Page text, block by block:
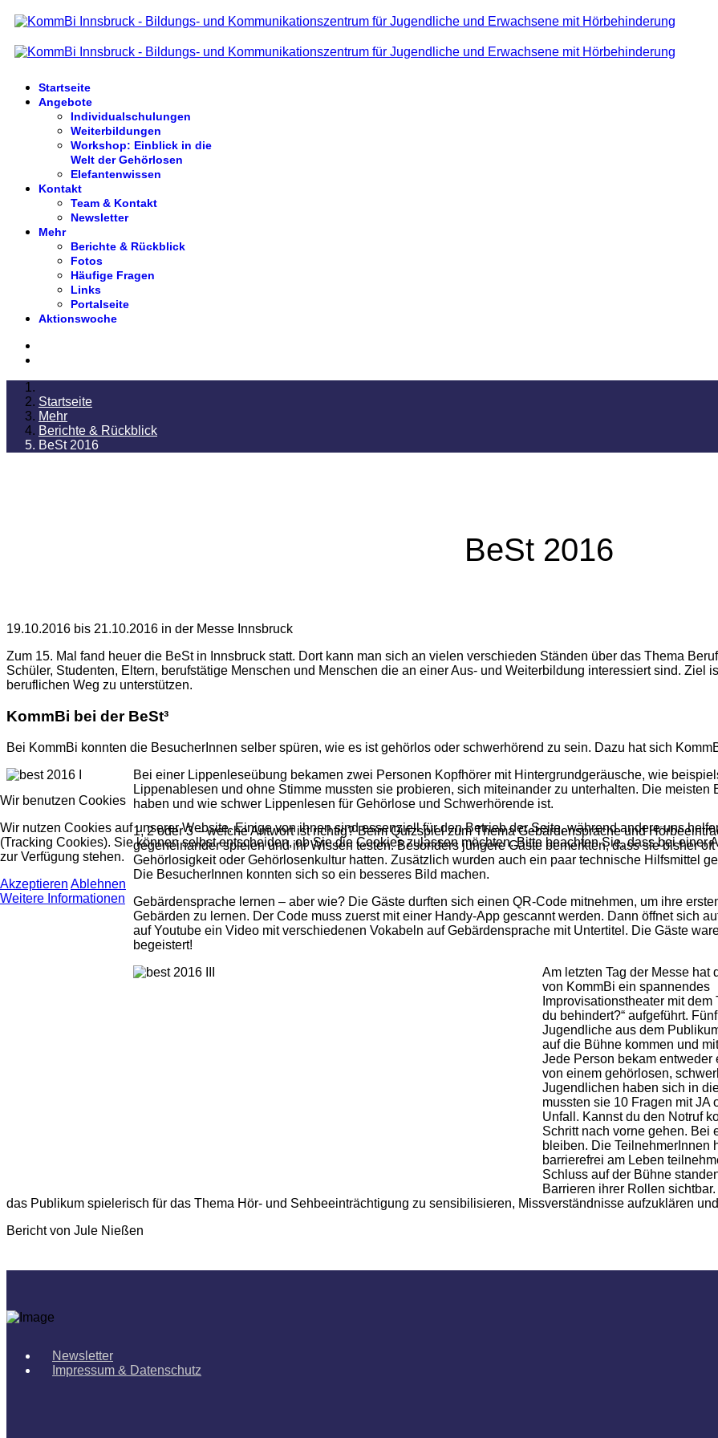
Wir benutzen Cookies
Wir nutzen Cookies auf unserer Website. Einige von ihnen sind essenziell für den Betrieb der Seite, während andere uns
(Tracking Cookies). Sie können selbst entscheiden, ob Sie die Cookies zulassen möchten. Bitte beachten Sie, dass bei
zur Verfügung stehen.
Akzeptieren Ablehnen
Weitere Informationen
Startseite
Angebote
Individualschulungen
Weiterbildungen
Workshop: Einblick in die
Welt der Gehörlosen
Elefantenwissen
Kontakt
Team & Kontakt
Newsletter
Mehr
Berichte & Rückblick
Fotos
Häufige Fragen
Links
Portalseite
Aktionswoche
Startseite
Mehr
Berichte & Rückblick
BeSt 2016
BeSt 2016
19.10.2016 bis 21.10.2016 in der Messe Innsbruck
Zum 15. Mal fand heuer die BeSt in Innsbruck statt. Dort kann man sich an vielen verschieden Ständen über das Thema
Schüler, Studenten, Eltern, berufstätige Menschen und Menschen die an einer Aus- und Weiterbildung interessiert sind. Ziel
beruflichen Weg zu unterstützen.
KommBi bei der BeSt³
Bei KommBi konnten die BesucherInnen selber spüren, wie es ist gehörlos oder schwerhörend zu sein. Dazu hat sich
Bei einer Lippenleseübung bekamen zwei Personen Kopfhörer mit Hintergrundgeräusche, wie
Lippenablesen und ohne Stimme mussten sie probieren, sich miteinander zu unterhalten. Die
haben und wie schwer Lippenlesen für Gehörlose und Schwerhörende ist.
1, 2 oder 3 – welche Antwort ist richtig? Beim Quizspiel zum Thema Gebärdensprache und
gegeneinander spielen und ihr Wissen testen. Besonders jüngere Gäste bemerkten, dass sie bisher
Gehörlosigkeit oder Gehörlosenkultur hatten. Zusätzlich wurden auch ein paar technische Hilfsmittel
Die BesucherInnen konnten sich so ein besseres Bild machen.
Gebärdensprache lernen – aber wie? Die Gäste durften sich einen QR-Code mitnehmen, um ihre
Gebärden zu lernen. Der Code muss zuerst mit einer Handy-App gescannt werden. Dann öffnet sich
auf Youtube ein Video mit verschiedenen Vokabeln auf Gebärdensprache mit Untertitel. Die Gäste
begeistert!
Am letzten Tag der Messe hat
von KommBi ein spannendes
Improvisationstheater mit dem
du behindert?“ aufgeführt. Fünf
Jugendliche aus dem
auf die Bühne kommen und
Jede Person bekam entweder
von einem gehörlosen,
Jugendlichen haben sich in
mussten sie 10 Fragen mit JA
Unfall. Kannst du den Notruf
Schritt nach vorne gehen. Bei
bleiben. Die TeilnehmerInnen
barrierefrei am Leben
Schluss auf der Bühne
Barrieren ihrer Rollen
das Publikum spielerisch für das Thema Hör- und Sehbeeinträchtigung zu sensibilisieren, Missverständnisse aufzuklären
Bericht von Jule Nießen
Newsletter
Impressum & Datenschutz